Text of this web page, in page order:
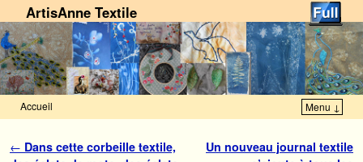
ArtisAnne Textile
Accueil Menu ↓
Navigation des articles
← Dans cette corbeille textile,
Un nouveau journal textile